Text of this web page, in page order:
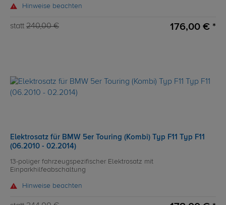
Hinweise beachten
statt 240,00 € 176,00 € *
Elektrosatz für BMW 5er Touring (Kombi) Typ F11 Typ F11
(06.2010 - 02.2014)
13-poliger fahrzeugspezifischer Elektrosatz mit
Einparkhilfeabschaltung
Hinweise beachten